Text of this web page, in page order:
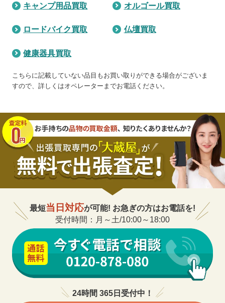
キャンプ用品買取 オルゴール買取
ロードバイク買取 仏壇買取
健康器具買取
こちらに記載していない品目もお買い取りができる場合がございま
すので、詳しくはオペレーターまでお電話ください。
最短当日対応が可能! お急ぎの方はお電話を!
受付時間：月～土/10:00～18:00
24時間 365日受付中！